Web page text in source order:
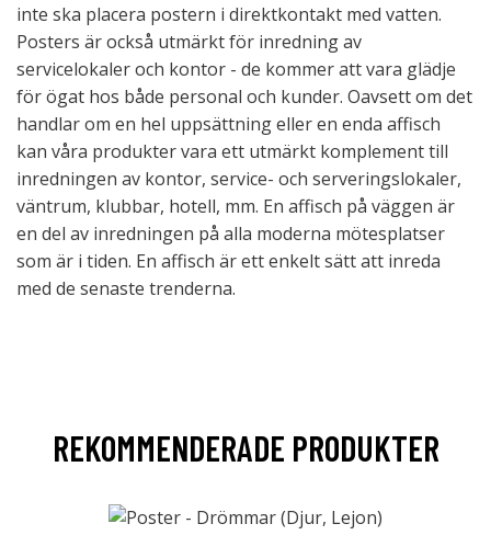
inte ska placera postern i direktkontakt med vatten.
Posters är också utmärkt för inredning av
servicelokaler och kontor - de kommer att vara glädje
för ögat hos både personal och kunder. Oavsett om det
handlar om en hel uppsättning eller en enda affisch
kan våra produkter vara ett utmärkt komplement till
inredningen av kontor, service- och serveringslokaler,
väntrum, klubbar, hotell, mm. En affisch på väggen är
en del av inredningen på alla moderna mötesplatser
som är i tiden. En affisch är ett enkelt sätt att inreda
med de senaste trenderna.
REKOMMENDERADE PRODUKTER